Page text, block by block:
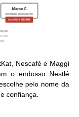
Nescafé e Maggi
o endosso Nestlé
pelo nome da
confiança.